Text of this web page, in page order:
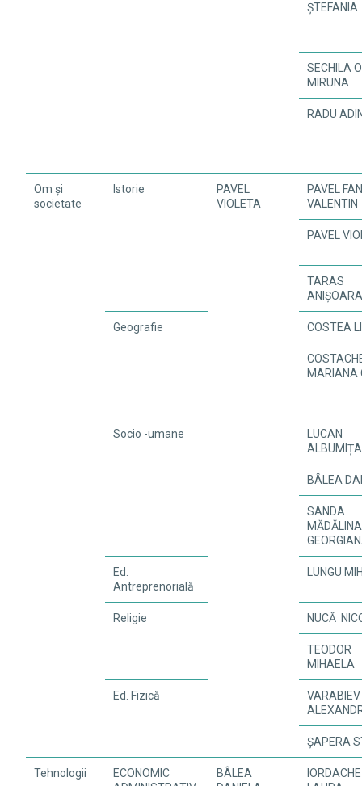
ȘTEFANIA
SECHILA
MIRUNA
RADU
Om și
societate
Istorie
PAVEL
VIOLETA
PAVEL
VALENTIN
PAVEL
TARAS
Geografie COSTEA
MARIANA
Socio -umane
LUCAN
ALBUMIȚA
BÂLEA
SANDA
MĂDĂLINA
Ed.
Antreprenorială
LUNGU
Religie NUCĂ
TEODOR
MIHAELA
Ed. Fizică
ȘAPERA
Tehnologii
ECONOMIC
BÂLEA
IORDACHE